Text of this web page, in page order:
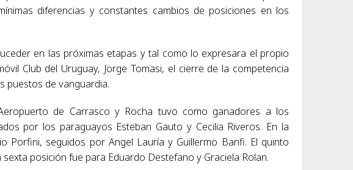
diferencias y constantes cambios de posiciones en los
en las próximas etapas y tal como lo expresara el propio
Club del Uruguay, Jorge Tomasi, el cierre de la competencia
puestos de vanguardia.
de Carrasco y Rocha tuvo como ganadores a los
por los paraguayos Esteban Gauto y Cecilia Riveros. En la
Porfini, seguidos por Angel Lauría y Guillermo Banfi. El quinto
posición fue para Eduardo Destefano y Graciela Rolan.